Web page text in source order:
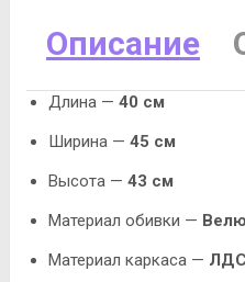
Описание
Длина — 40 см
Ширина — 45 см
Высота — 43 см
Материал обивки —
Материал каркаса —